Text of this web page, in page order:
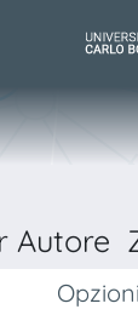
Autore
Opzioni